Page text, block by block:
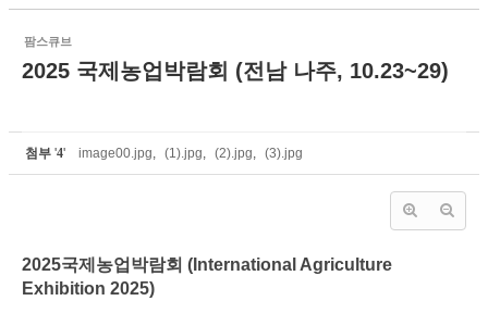
팜스큐브
2025 국제농업박람회 (전남 나주, 10.23~29)
첨부 '4' image00.jpg, (1).jpg, (2).jpg, (3).jpg
2025국제농업박람회 (International Agriculture
Exhibition 2025)